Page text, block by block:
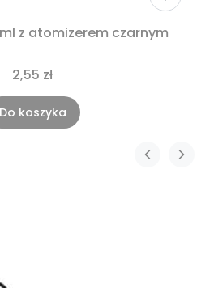
z atomizerem czarnym
2,55 zł
Do koszyka